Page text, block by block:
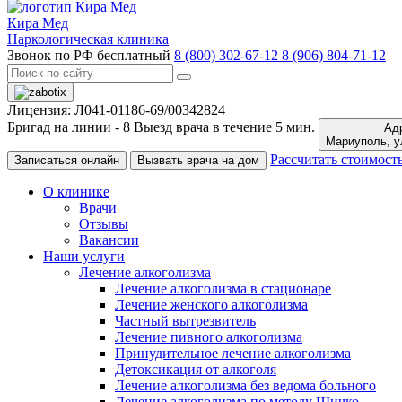
Кира Мед
Наркологическая клиника
Звонок по РФ бесплатный 8 (800) 302-67-12 8 (906) 804-71-12
Лицензия: Л041-01186-69/00342824
Бригад на линии - 8 Выезд врача в течение 5 мин.
Записаться онлайн
Вызвать врача на дом Рассчитать
О клинике
Врачи
Отзывы
Вакансии
Наши услуги
Лечение алкоголизма
Лечение алкоголизма в стационаре
Лечение женского алкоголизма
Частный вытрезвитель
Лечение пивного алкоголизма
Принудительное лечение алкоголизма
Детоксикация от алкоголя
Лечение алкоголизма без ведома больного